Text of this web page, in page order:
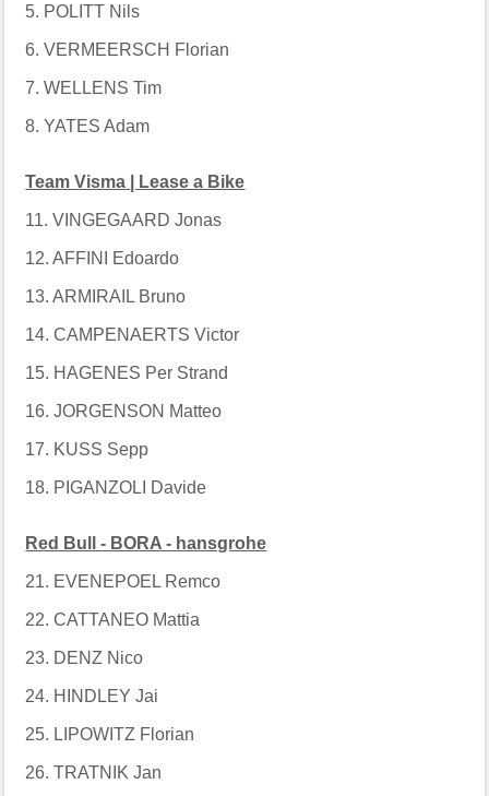
5. POLITT Nils
6. VERMEERSCH Florian
7. WELLENS Tim
8. YATES Adam
Team Visma | Lease a Bike
11. VINGEGAARD Jonas
12. AFFINI Edoardo
13. ARMIRAIL Bruno
14. CAMPENAERTS Victor
15. HAGENES Per Strand
16. JORGENSON Matteo
17. KUSS Sepp
18. PIGANZOLI Davide
Red Bull - BORA - hansgrohe
21. EVENEPOEL Remco
22. CATTANEO Mattia
23. DENZ Nico
24. HINDLEY Jai
25. LIPOWITZ Florian
26. TRATNIK Jan